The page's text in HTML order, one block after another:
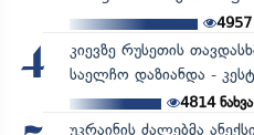
4957
4
კიევზე რუსეთის
საელჩო დაზიანდა -
4814ნახვა
უკრაინის ძალებმა